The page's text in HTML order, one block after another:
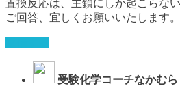
置換反応は、主鎖にしか起こらな
ご回答、宜しくお願いいたします。
受験化学コーチなかむら